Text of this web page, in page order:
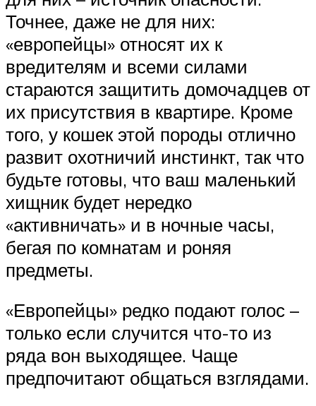
Точнее, даже не для них:
«европейцы» относят их к
вредителям и всеми силами
стараются защитить домочадцев от
их присутствия в квартире. Кроме
того, у кошек этой породы отлично
развит охотничий инстинкт, так что
будьте готовы, что ваш маленький
хищник будет нередко
«активничать» и в ночные часы,
бегая по комнатам и роняя
предметы.
«Европейцы» редко подают голос –
только если случится что-то из
ряда вон выходящее. Чаще
предпочитают общаться взглядами.